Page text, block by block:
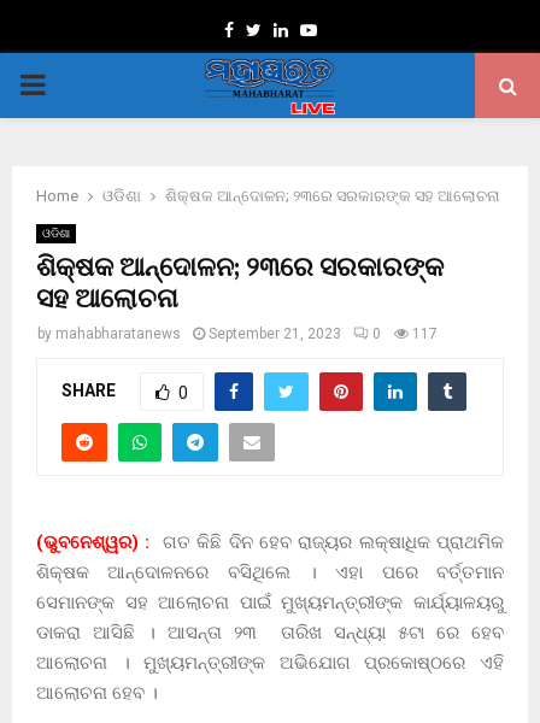
Facebook
TwitterLinkedinYoutube
PRIMARY
Home ଓଡିଶା ଶିକ୍ଷକ ଆନ୍ଦୋଳନ; ୨୩ରେ ସରକାରଙ୍କ ସହ ଆଲୋଚନା
ଓଡିଶା
ଶିକ୍ଷକ ଆନ୍ଦୋଳନ; ୨୩ରେ ସରକାରଙ୍କ
ସହ ଆଲୋଚନା
by mahabharatanews September 21, 2023 0 117
SHARE 0
(ଭୁବନେଶ୍ୱର) :
ଗତ କିଛି ଦିନ ହେବ ରାଜ୍ୟର ଲକ୍ଷାଧିକ ପ୍ରାଥମିକ
ଶିକ୍ଷକ ଆନ୍ଦୋଳନରେ ବସିଥିଲେ । ଏହା ପରେ ବର୍ତ୍ତମାନ
ସେମାନଙ୍କ ସହ ଆଲୋଚନା ପାଇଁ ମୁଖ୍ୟମନ୍ତ୍ରୀଙ୍କ କାର୍ଯ୍ୟାଳୟରୁ
ଡାକରା ଆସିଛି । ଆସନ୍ତା ୨୩ ତାରିଖ ସନ୍ଧ୍ୟା ୫ଟା ରେ ହେବ
ଆଲୋଚନା । ମୁଖ୍ୟମନ୍ତ୍ରୀଙ୍କ ଅଭିଯୋଗ ପ୍ରକୋଷ୍ଠରେ ଏହି
ଆଲୋଚନା ହେବ ।